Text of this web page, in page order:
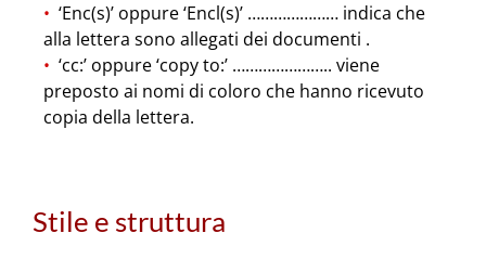
‘Enc(s)’ oppure ‘Encl(s)’ ………………… indica che
alla lettera sono allegati dei documenti .
‘cc:’ oppure ‘copy to:’ ………………….. viene
preposto ai nomi di coloro che hanno ricevuto
copia della lettera.
Stile e struttura